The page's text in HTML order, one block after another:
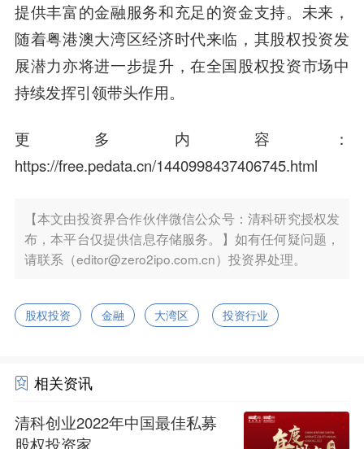
提供丰富的金融服务和充足的资金支持。未来，
随着粤港澳大湾区经济时代来临，其股权投资发
展潜力亦将进一步提升，在全国股权投资市场中
持续发挥引领带头作用。
更多内容：
https://free.pedata.cn/1440998437406745.html
【本文由投资界合作伙伴微信公众号：清科研究授权发
布，本平台仅提供信息存储服务。】如有任何疑问题，
请联系（editor@zero2ipo.com.cn）投资界处理。
股权投资 金融 大湾区 投资行业
相关资讯
清科创业2022年中国最佳私募
股权投资家